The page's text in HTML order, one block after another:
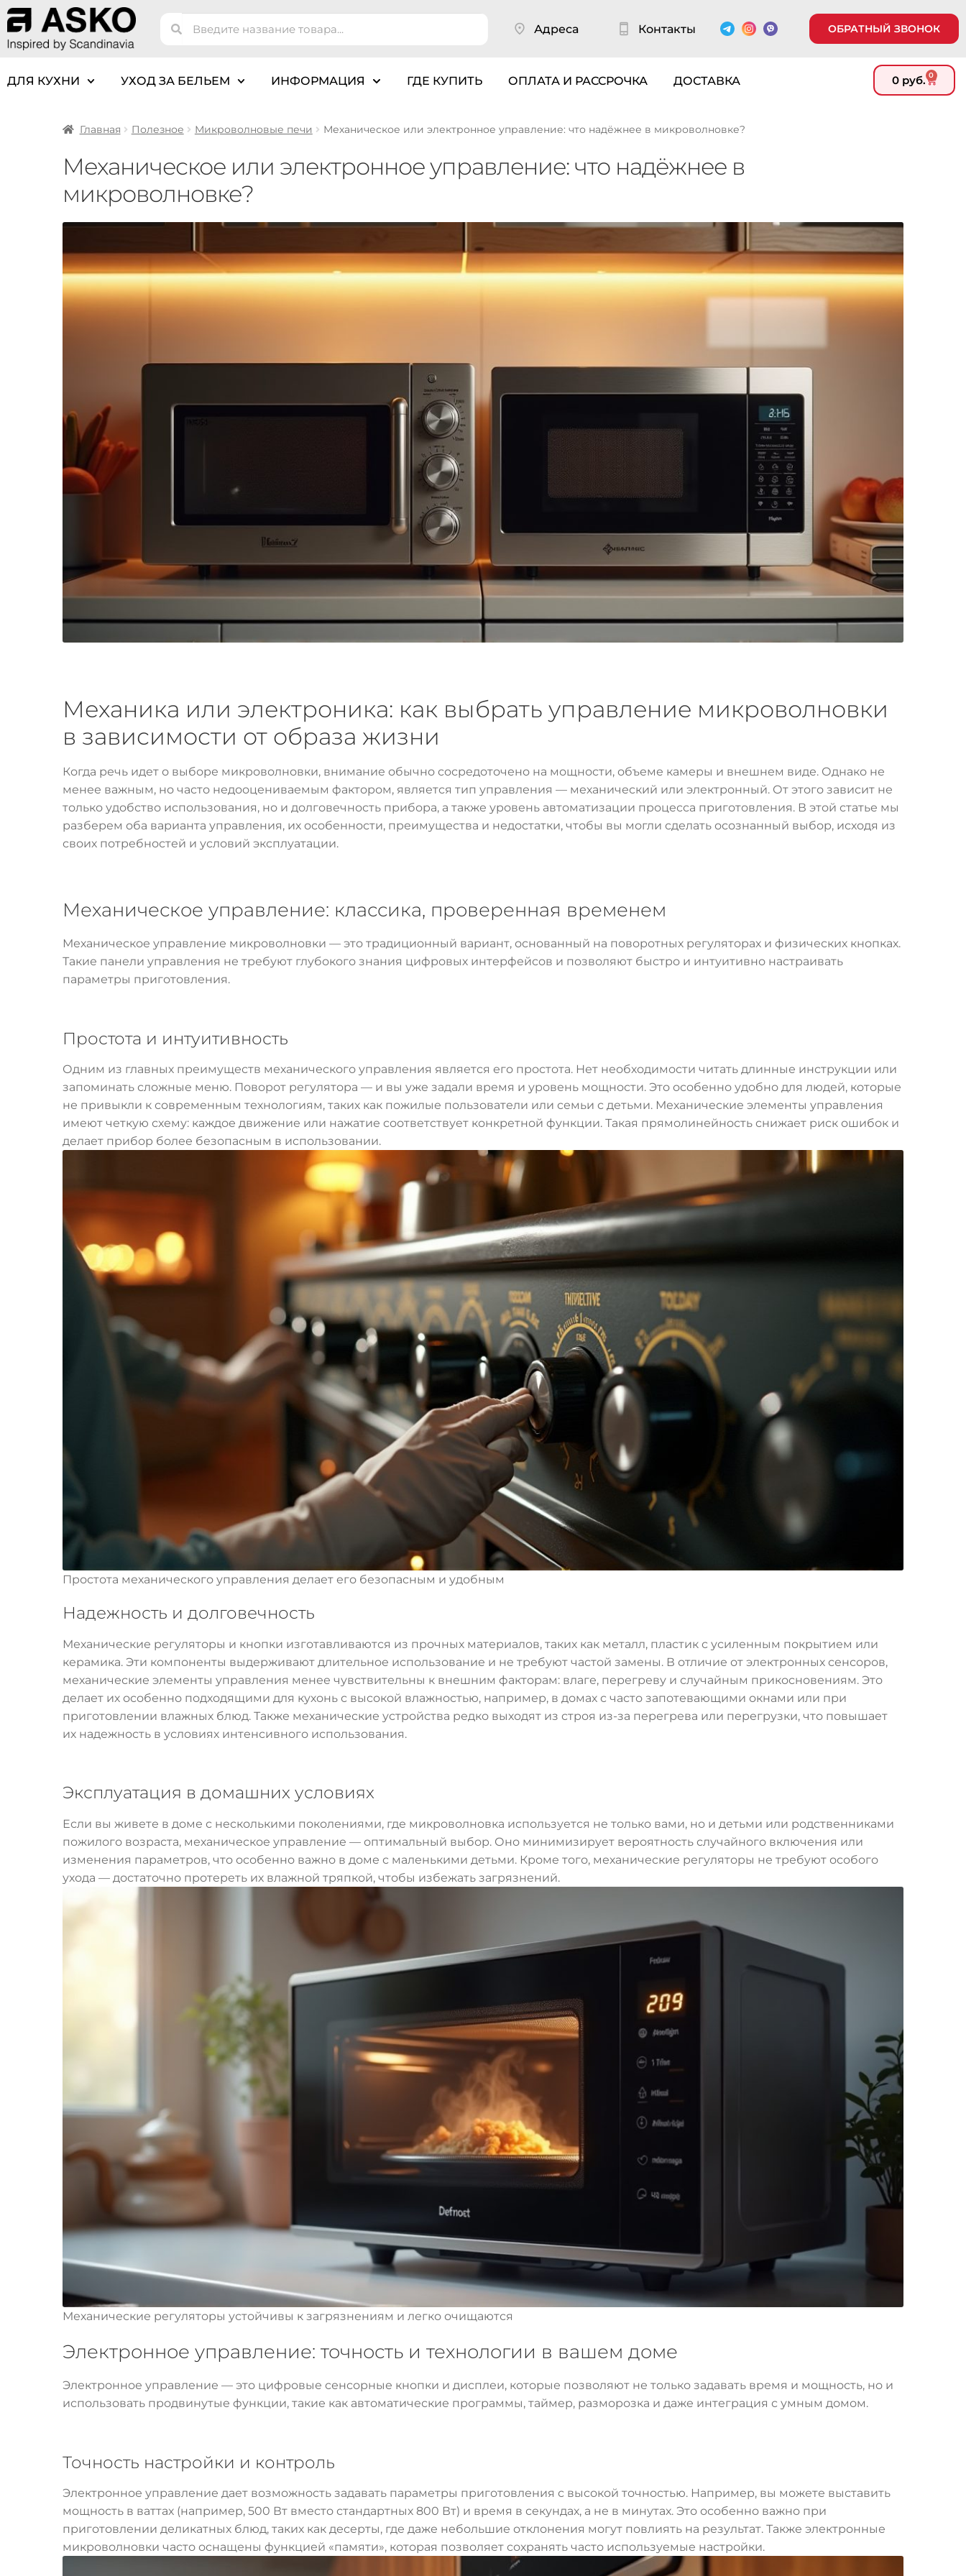
Адреса Контакты ОБРАТНЫЙ ЗВОНОК
ДЛЯ КУХНИ УХОД ЗА БЕЛЬЕМ ИНФОРМАЦИЯ ГДЕ КУПИТЬ ОПЛАТА И РАССРОЧКА ДОСТАВКА 0 руб. 0
Главная Полезное Микроволновые печи Механическое или электронное управление: что надёжнее в микроволновке?
Механическое или электронное управление: что надёжнее в
микроволновке?
Механика или электроника: как выбрать управление микроволновки
в зависимости от образа жизни
Когда речь идет о выборе микроволновки, внимание обычно сосредоточено на мощности, объеме камеры и внешнем виде. Однако не
менее важным, но часто недооцениваемым фактором, является тип управления — механический или электронный. От этого зависит не
только удобство использования, но и долговечность прибора, а также уровень автоматизации процесса приготовления. В этой статье мы
разберем оба варианта управления, их особенности, преимущества и недостатки, чтобы вы могли сделать осознанный выбор, исходя из
своих потребностей и условий эксплуатации.
Механическое управление: классика, проверенная временем
Механическое управление микроволновки — это традиционный вариант, основанный на поворотных регуляторах и физических кнопках.
Такие панели управления не требуют глубокого знания цифровых интерфейсов и позволяют быстро и интуитивно настраивать
параметры приготовления.
Простота и интуитивность
Одним из главных преимуществ механического управления является его простота. Нет необходимости читать длинные инструкции или
запоминать сложные меню. Поворот регулятора — и вы уже задали время и уровень мощности. Это особенно удобно для людей, которые
не привыкли к современным технологиям, таких как пожилые пользователи или семьи с детьми. Механические элементы управления
имеют четкую схему: каждое движение или нажатие соответствует конкретной функции. Такая прямолинейность снижает риск ошибок и
делает прибор более безопасным в использовании.
Простота механического управления делает его безопасным и удобным
Надежность и долговечность
Механические регуляторы и кнопки изготавливаются из прочных материалов, таких как металл, пластик с усиленным покрытием или
керамика. Эти компоненты выдерживают длительное использование и не требуют частой замены. В отличие от электронных сенсоров,
механические элементы управления менее чувствительны к внешним факторам: влаге, перегреву и случайным прикосновениям. Это
делает их особенно подходящими для кухонь с высокой влажностью, например, в домах с часто запотевающими окнами или при
приготовлении влажных блюд. Также механические устройства редко выходят из строя из-за перегрева или перегрузки, что повышает
их надежность в условиях интенсивного использования.
Эксплуатация в домашних условиях
Если вы живете в доме с несколькими поколениями, где микроволновка используется не только вами, но и детьми или родственниками
пожилого возраста, механическое управление — оптимальный выбор. Оно минимизирует вероятность случайного включения или
изменения параметров, что особенно важно в доме с маленькими детьми. Кроме того, механические регуляторы не требуют особого
ухода — достаточно протереть их влажной тряпкой, чтобы избежать загрязнений.
Механические регуляторы устойчивы к загрязнениям и легко очищаются
Электронное управление: точность и технологии в вашем доме
Электронное управление — это цифровые сенсорные кнопки и дисплеи, которые позволяют не только задавать время и мощность, но и
использовать продвинутые функции, такие как автоматические программы, таймер, разморозка и даже интеграция с умным домом.
Точность настройки и контроль
Электронное управление дает возможность задавать параметры приготовления с высокой точностью. Например, вы можете выставить
мощность в ваттах (например, 500 Вт вместо стандартных 800 Вт) и время в секундах, а не в минутах. Это особенно важно при
приготовлении деликатных блюд, таких как десерты, где даже небольшие отклонения могут повлиять на результат. Также электронные
микроволновки часто оснащены функцией «памяти», которая позволяет сохранять часто используемые настройки.